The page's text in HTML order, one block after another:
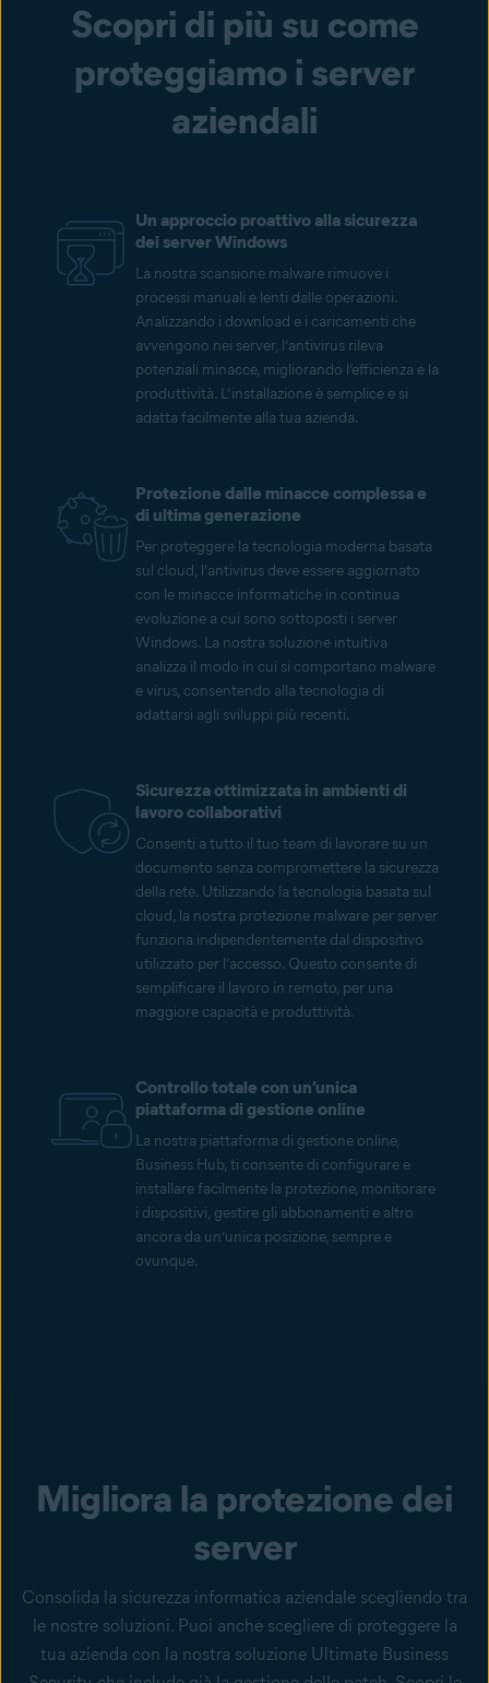
Scopri di più su come
proteggiamo i server
aziendali
Un approccio proattivo alla sicurezza
dei server Windows
La nostra scansione malware rimuove i
processi manuali e lenti dalle operazioni.
Analizzando i download e i caricamenti che
avvengono nei server, l’antivirus rileva
potenziali minacce, migliorando l’efficienza e la
produttività. L’installazione è semplice e si
adatta facilmente alla tua azienda.
Protezione dalle minacce complessa e
di ultima generazione
Per proteggere la tecnologia moderna basata
sul cloud, l’antivirus deve essere aggiornato
con le minacce informatiche in continua
evoluzione a cui sono sottoposti i server
Windows. La nostra soluzione intuitiva
analizza il modo in cui si comportano malware
e virus, consentendo alla tecnologia di
adattarsi agli sviluppi più recenti.
Sicurezza ottimizzata in ambienti di
lavoro collaborativi
Consenti a tutto il tuo team di lavorare su un
documento senza compromettere la sicurezza
della rete. Utilizzando la tecnologia basata sul
cloud, la nostra protezione malware per server
funziona indipendentemente dal dispositivo
utilizzato per l’accesso. Questo consente di
semplificare il lavoro in remoto, per una
maggiore capacità e produttività.
Controllo totale con un’unica
piattaforma di gestione online
La nostra piattaforma di gestione online,
Business Hub, ti consente di configurare e
installare facilmente la protezione, monitorare
i dispositivi, gestire gli abbonamenti e altro
ancora da un’unica posizione, sempre e
ovunque.
Migliora la protezione dei
server
Consolida la sicurezza informatica aziendale scegliendo tra
le nostre soluzioni. Puoi anche scegliere di proteggere la
tua azienda con la nostra soluzione Ultimate Business